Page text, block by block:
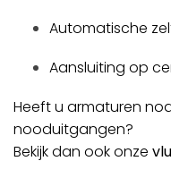
Automatische
Aansluiting op
Heeft u armaturen
nooduitgangen?
Bekijk dan ook onze